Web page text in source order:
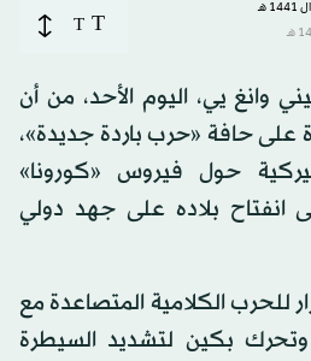
T
T
وانغ يي، اليوم الأحد، من أن
على حافة «حرب باردة جديدة»،
حول فيروس «كورونا»
انفتاح بلاده على جهد دولي
للحرب الكلامية المتصاعدة مع
وتحرك بكين لتشديد السيطرة